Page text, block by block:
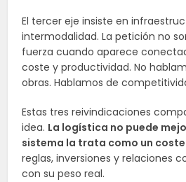
El tercer eje insiste en
intermodalidad. La petición no
fuerza cuando aparece
coste y productividad. No
obras. Hablamos de
Estas tres reivindicaciones
idea. La logística no puede
sistema la trata como un
reglas, inversiones y relaciones
con su peso real.